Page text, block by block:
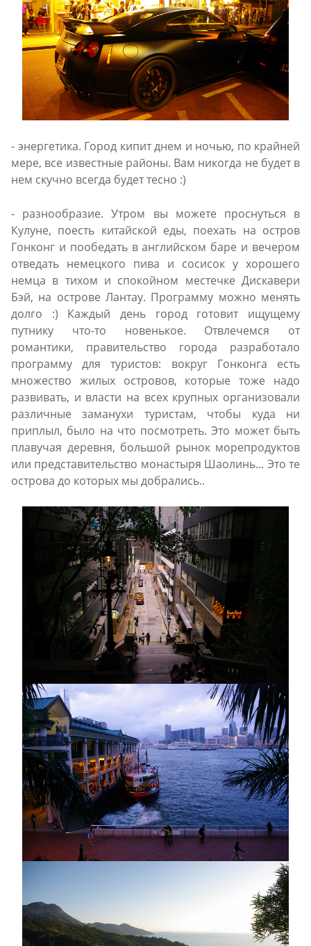
- энергетика. Город кипит днем и ночью, по крайней
мере, все известные районы. Вам никогда не будет в
нем скучно всегда будет тесно :)
- разнообразие. Утром вы можете проснуться в
Кулуне, поесть китайской еды, поехать на остров
Гонконг и пообедать в английском баре и вечером
отведать немецкого пива и сосисок у хорошего
немца в тихом и спокойном местечке Дискавери
Бэй, на острове Лантау. Программу можно менять
долго :) Каждый день город готовит ищущему
путнику что-то новенькое. Отвлечемся от
романтики, правительство города разработало
программу для туристов: вокруг Гонконга есть
множество жилых островов, которые тоже надо
развивать, и власти на всех крупных организовали
различные заманухи туристам, чтобы куда ни
приплыл, было на что посмотреть. Это может быть
плавучая деревня, большой рынок морепродуктов
или представительство монастыря Шаолинь... Это те
острова до которых мы добрались..